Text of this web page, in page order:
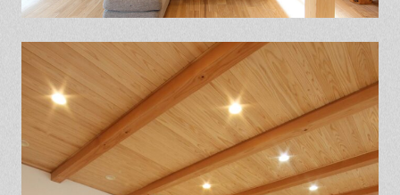
In
st
ag
m
Fa
bo
ok
LI